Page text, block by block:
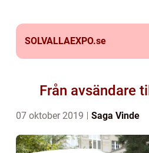
SOLVALLAEXPO.se
Från avsändare
07 oktober 2019 Saga Vinde